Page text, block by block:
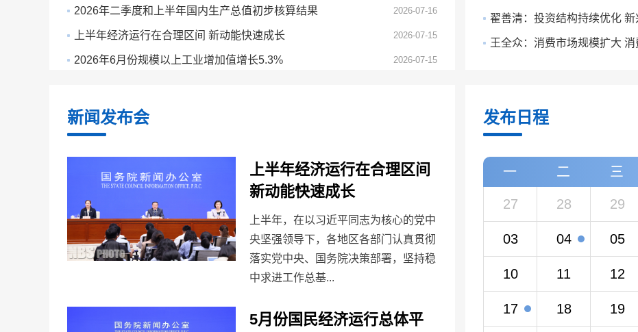
2026年二季度和上半年国内生产总值初步核算结果 2026-07-16
上半年经济运行在合理区间 新动能快速成长 2026-07-15
2026年6月份规模以上工业增加值增长5.3% 2026-07-15
翟善清：投资结构持续优化
王全众：消费市场规模扩大
新闻发布会
上半年经济运行在合理区间
新动能快速成长
上半年，在以习近平同志为核心的党中
央坚强领导下，各地区各部门认真贯彻
落实党中央、国务院决策部署，坚持稳
中求进工作总基...
5月份国民经济运行总体平
发布日程
一 二 三
27 28 29
03 04 05
10 11 12
17 18 19